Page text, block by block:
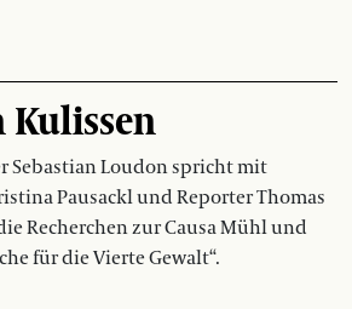
Sebastian Loudon spricht mit
Pausackl und Reporter Thomas
Recherchen zur Causa Mühl und
für die Vierte Gewalt“.